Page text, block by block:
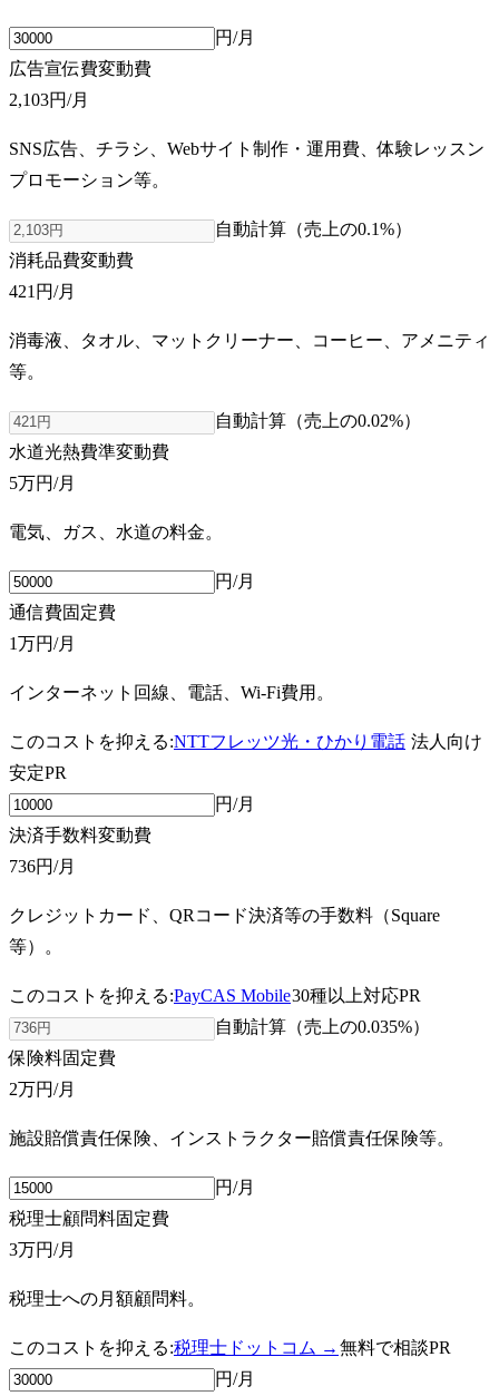
円/月
広告宣伝費変動費
2,103円/月
SNS広告、チラシ、Webサイト制作・運用費、体験レッスン
プロモーション等。
自動計算（売上の0.1%）
消耗品費変動費
421円/月
消毒液、タオル、マットクリーナー、コーヒー、アメニティ
等。
自動計算（売上の0.02%）
水道光熱費準変動費
5万円/月
電気、ガス、水道の料金。
円/月
通信費固定費
1万円/月
インターネット回線、電話、Wi-Fi費用。
このコストを抑える:NTTフレッツ光・ひかり電話 法人向け
安定PR
円/月
決済手数料変動費
736円/月
クレジットカード、QRコード決済等の手数料（Square
等）。
このコストを抑える:PayCAS Mobile30種以上対応PR
自動計算（売上の0.035%）
保険料固定費
2万円/月
施設賠償責任保険、インストラクター賠償責任保険等。
円/月
税理士顧問料固定費
3万円/月
税理士への月額顧問料。
このコストを抑える:税理士ドットコム → 無料で相談PR
円/月